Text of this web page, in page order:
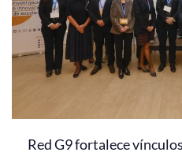
Red G9 fortalece